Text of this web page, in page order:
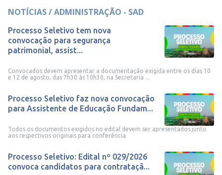
NOTÍCIAS / ADMINISTRAÇÃO - SAD
Processo Seletivo tem nova
convocação para segurança
patrimonial, assist...
Convocados devem apresentar a documentação exigida entre os dias 10
e 12 de agosto, das 7h30 às 10h30, na Secretaria ...
Processo Seletivo faz nova convocação
para Assistente de Educação Fundam...
Todos os documentos exigidos no edital devem ser apresentados junto
aos respectivos originais para conferência
Processo Seletivo: Edital nº 029/2026
convoca candidatos para contrataçã...